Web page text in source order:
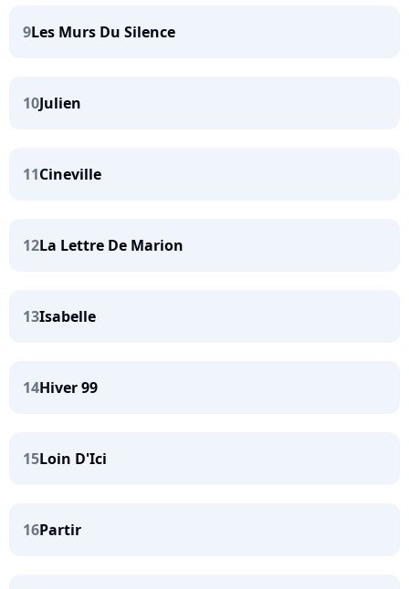
9Les Murs Du Silence
10Julien
11Cineville
12La Lettre De Marion
13Isabelle
14Hiver 99
15Loin D'Ici
16Partir